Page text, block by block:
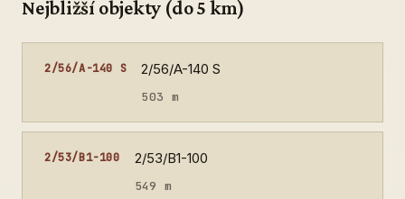
Nejbližší objekty (do 5 km)
2/56/A-140 S 2/56/A-140 S
503 m
2/53/B1-100 2/53/B1-100
549 m